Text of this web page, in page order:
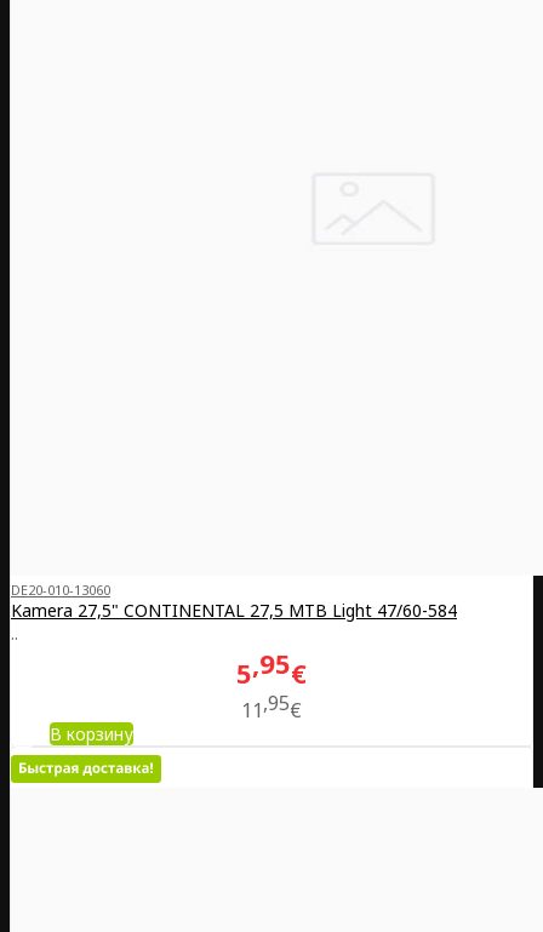
DE20-010-13060
Kamera 27,5" CONTINENTAL 27,5 MTB Light 47/60-584
..
5 95€
11 95€
В корзину